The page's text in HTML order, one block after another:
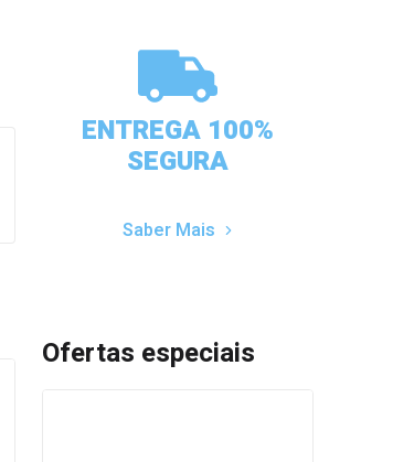
ENTREGA 100%
SEGURA
Saber Mais
Ofertas especiais